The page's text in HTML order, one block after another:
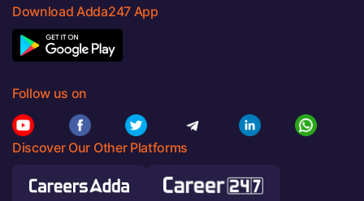
Download Adda247 App
Follow us on
Discover Our Other Platforms